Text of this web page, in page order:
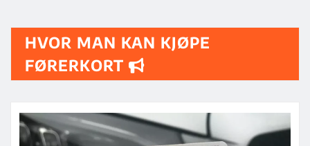
HVOR MAN KAN KJØPE
FØRERKORT